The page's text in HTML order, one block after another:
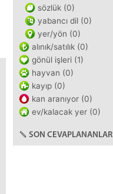
sözlük (0)
yabancı dil (0)
yer/yön (0)
alınık/satılık (0)
gönül işleri (1)
hayvan (0)
kayıp (0)
kan aranıyor (0)
ev/kalacak yer (0)
SON CEVAPLANANLAR